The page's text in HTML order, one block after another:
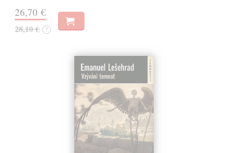
26,70 €
28,10 € ?